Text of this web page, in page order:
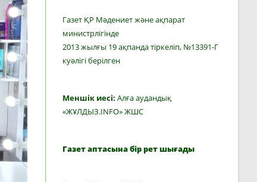
Газет ҚР Мәдениет және ақпарат
министрлігінде
2013 жылғы 19 ақпанда тіркеліп, №13391-Г
куәлігі берілген
Меншік иесі: Алға аудандық
«ЖҰЛДЫЗ.INFO» ЖШС
Газет аптасына бір рет шығады